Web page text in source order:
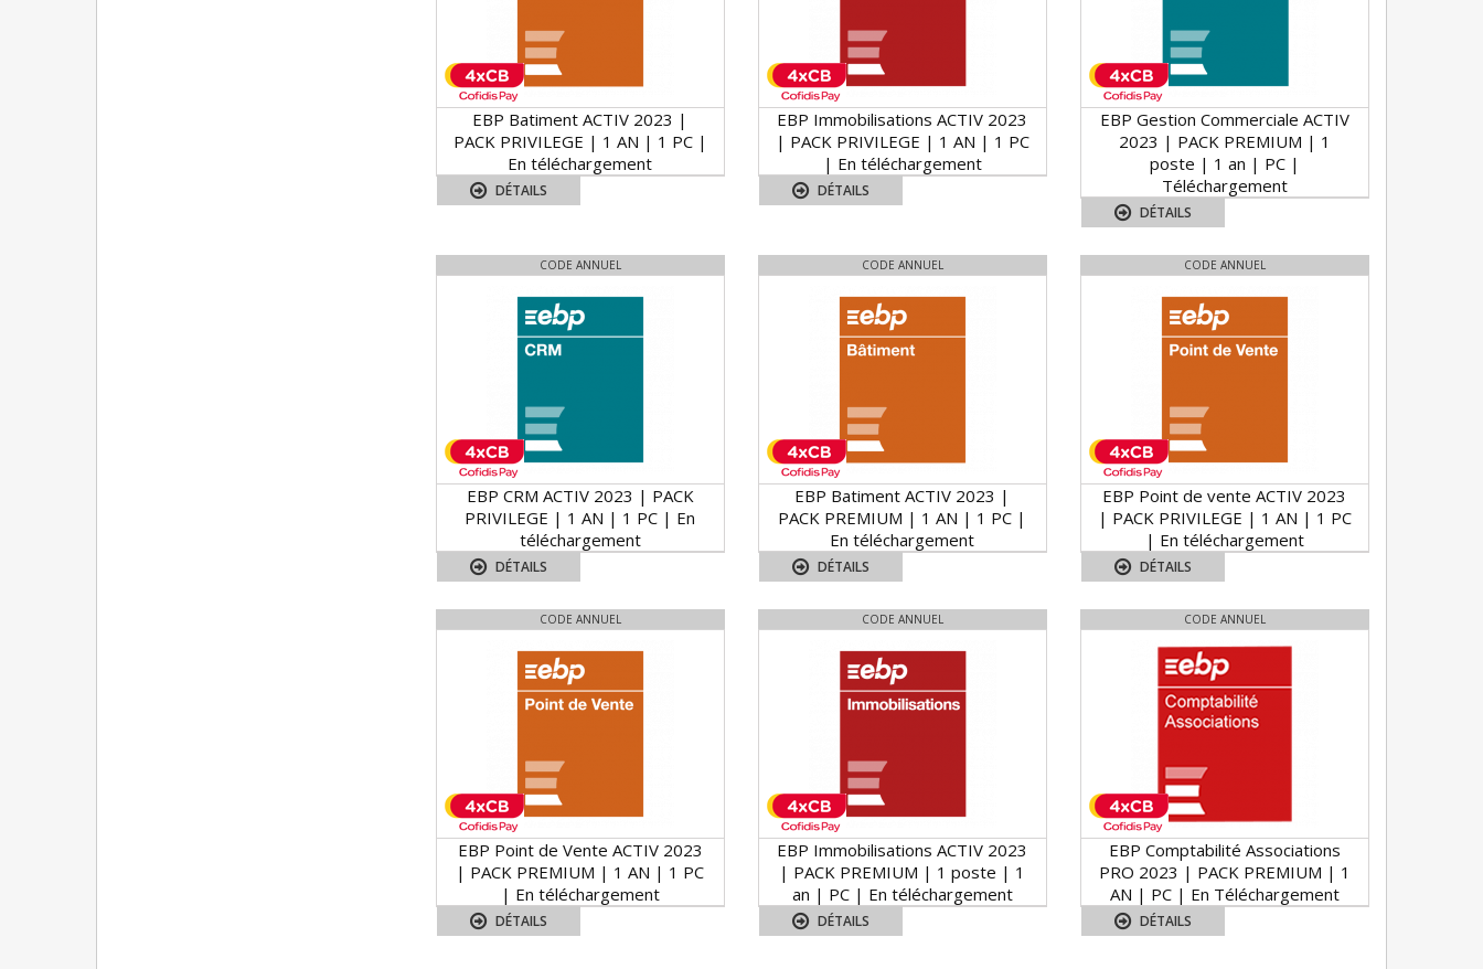
EBP Batiment ACTIV 2023 |
PACK PRIVILEGE | 1 AN | 1 PC |
En téléchargement
DÉTAILS
EBP Immobilisations ACTIV 2023
| PACK PRIVILEGE | 1 AN | 1 PC
| En téléchargement
DÉTAILS
EBP Gestion Commerciale ACTIV
2023 | PACK PREMIUM | 1
poste | 1 an | PC |
Téléchargement
DÉTAILS
CODE ANNUEL
EBP CRM ACTIV 2023 | PACK
PRIVILEGE | 1 AN | 1 PC | En
téléchargement
DÉTAILS
CODE ANNUEL
EBP Batiment ACTIV 2023 |
PACK PREMIUM | 1 AN | 1 PC |
En téléchargement
DÉTAILS
CODE ANNUEL
EBP Point de vente ACTIV 2023
| PACK PRIVILEGE | 1 AN | 1 PC
| En téléchargement
DÉTAILS
CODE ANNUEL
EBP Point de Vente ACTIV 2023
| PACK PREMIUM | 1 AN | 1 PC
| En téléchargement
DÉTAILS
CODE ANNUEL
EBP Immobilisations ACTIV 2023
| PACK PREMIUM | 1 poste | 1
an | PC | En téléchargement
DÉTAILS
CODE ANNUEL
EBP Comptabilité Associations
PRO 2023 | PACK PREMIUM | 1
AN | PC | En Téléchargement
DÉTAILS